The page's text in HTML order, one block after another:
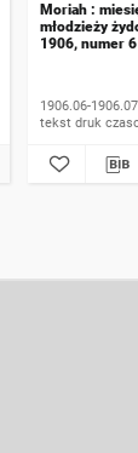
Moriah :
młodzieży
1906, numer 6
1906.06-1906.07
tekst